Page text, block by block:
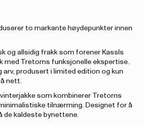
to markante høydepunkter innen
og allsidig frakk som forener Kassls
med Tretorns funksjonelle ekspertise.
arv, produsert i limited edition og kun
nett.
som kombinerer Tretorns
tilnærming. Designet for å
de kaldeste bynettene.